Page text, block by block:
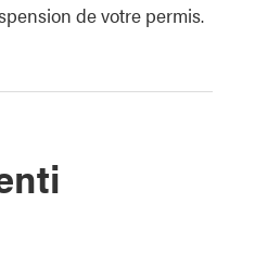
de votre permis.